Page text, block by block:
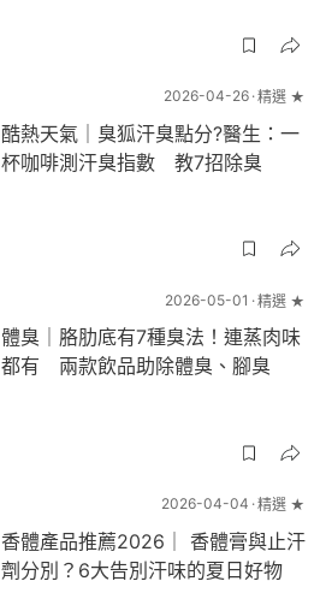
2026-04-26 精選 ★
酷熱天氣｜臭狐汗臭點分?醫生：一
杯咖啡測汗臭指數 教7招除臭
2026-05-01 精選 ★
體臭｜胳肋底有7種臭法！連蒸肉味
都有 兩款飲品助除體臭、腳臭
2026-04-04 精選 ★
香體產品推薦2026｜ 香體膏與止汗
劑分別？6大告別汗味的夏日好物